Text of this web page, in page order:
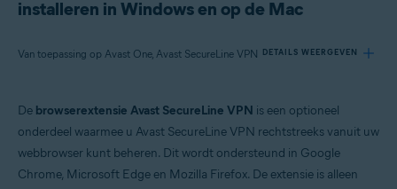
installeren in Windows en op de Mac
Van toepassing op Avast One, Avast SecureLine VPN DETAILS WEERGEVEN
Avast SecureLine VPN
De browserextensie Avast SecureLine VPN is een optioneel
onderdeel waarmee u Avast SecureLine VPN rechtstreeks vanuit uw
webbrowser kunt beheren. Dit wordt ondersteund in Google
Chrome, Microsoft Edge en Mozilla Firefox. De extensie is alleen